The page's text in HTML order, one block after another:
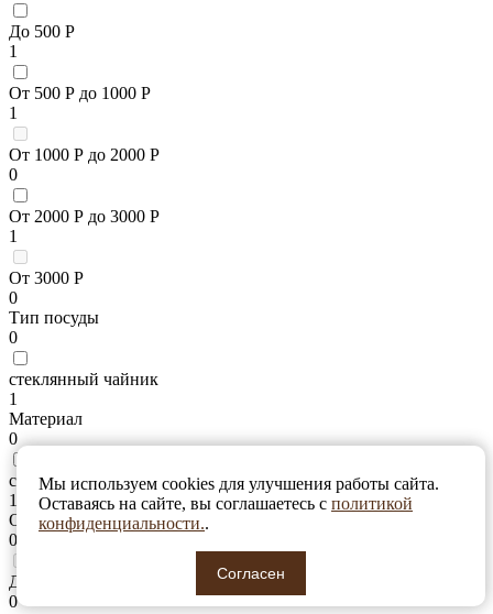
До 500 Р
1
От 500 Р до 1000 Р
1
От 1000 Р до 2000 Р
0
От 2000 Р до 3000 Р
1
От 3000 Р
0
Тип посуды
0
стеклянный чайник
1
Материал
0
стекло
1
Объем
0
До 100 мл
0
Мы используем cookies для улучшения работы сайта.
Оставаясь на сайте, вы соглашаетесь с политикой
конфиденциальности..
Согласен